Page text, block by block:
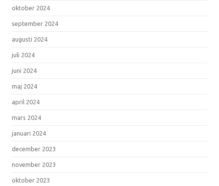
oktober 2024
september 2024
augusti 2024
juli 2024
juni 2024
maj 2024
april 2024
mars 2024
januari 2024
december 2023
november 2023
oktober 2023